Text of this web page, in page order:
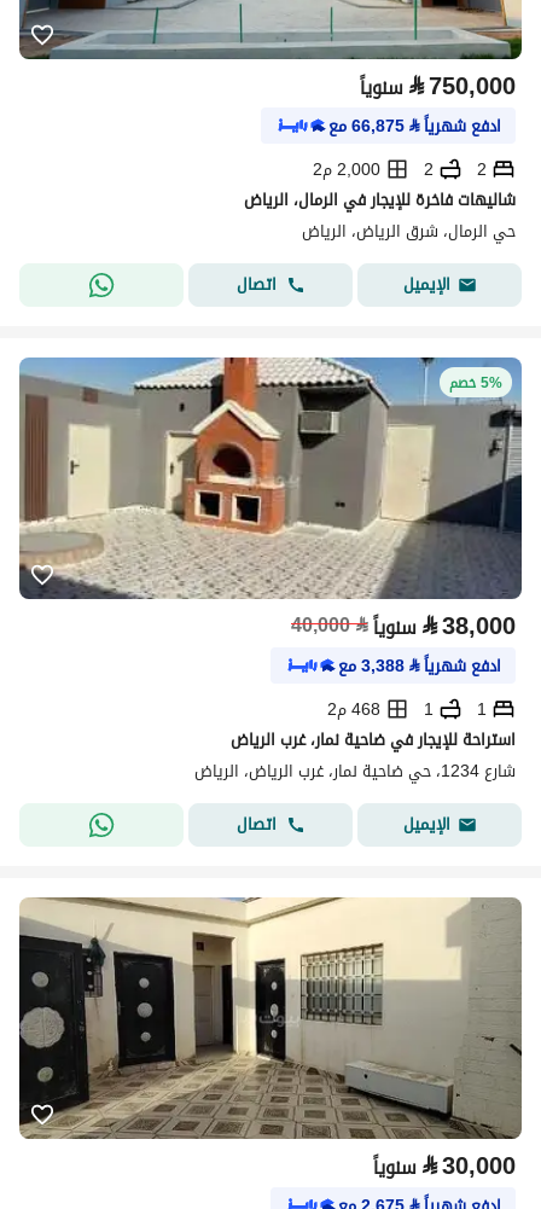
⃁750,000 سنوياً
ادفع شهرياً⃁
66,875مع
2
2
2,000 م2
شاليهات فاخرة للإيجار في الرمال، الرياض
حي الرمال، شرق الرياض، الرياض
الإيميل
اتصال
5% خصم
⃁38,000 سنوياً⃁
40,000
ادفع شهرياً⃁
3,388مع
1
1
468 م2
استراحة للإيجار في ضاحية نمار، غرب الرياض
شارع 1234، حي ضاحية نمار، غرب الرياض، الرياض
الإيميل
اتصال
⃁30,000 سنوياً